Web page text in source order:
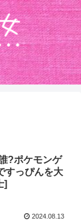
?ポケモンゲ
すっぴんを大
]
2024.08.13